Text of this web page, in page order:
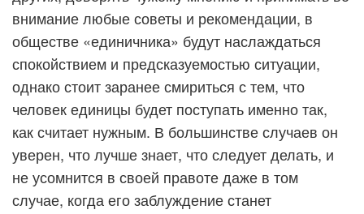
внимание любые советы и рекомендации, в
обществе «единичника» будут наслаждаться
спокойствием и предсказуемостью ситуации,
однако стоит заранее смириться с тем, что
человек единицы будет поступать именно так,
как считает нужным. В большинстве случаев он
уверен, что лучше знает, что следует делать, и
не усомнится в своей правоте даже в том
случае, когда его заблуждение станет